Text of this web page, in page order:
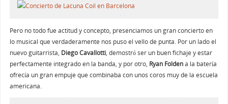
Pero no todo fue actitud y concepto, presenciamos un gran concierto en
lo musical que verdaderamente nos puso el vello de punta. Por un lado el
nuevo guitarrista, Diego Cavallotti, demostró ser un buen fichaje y estar
perfectamente integrado en la banda, y por otro, Ryan Foldena la batería
ofrecía un gran empuje que combinaba con unos coros muy de la escuela
americana.